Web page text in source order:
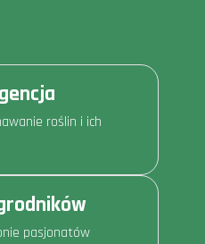
roślin i ich
pasjonatów